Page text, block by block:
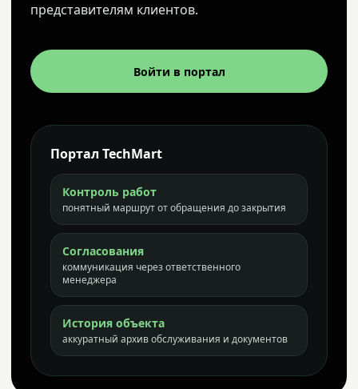
представителям клиентов.
Войти в портал
Портал TechMart
Контроль работ
понятный маршрут от обращения до закрытия
Согласования
коммуникация через ответственного
менеджера
История объекта
аккуратный архив обслуживания и документов